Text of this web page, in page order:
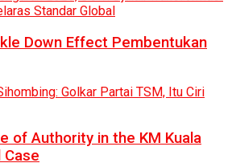
Down Effect Pembentukan
of Authority in the KM Kuala
Case